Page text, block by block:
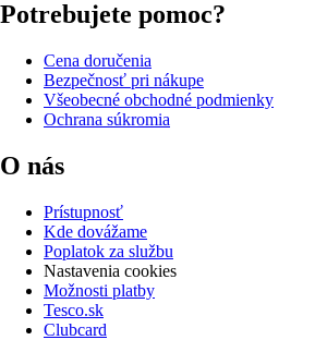
Potrebujete pomoc?
Cena doručenia
Bezpečnosť pri nákupe
Všeobecné obchodné podmienky
Ochrana súkromia
O nás
Prístupnosť
Kde dovážame
Poplatok za službu
Nastavenia cookies
Možnosti platby
Tesco.sk
Clubcard